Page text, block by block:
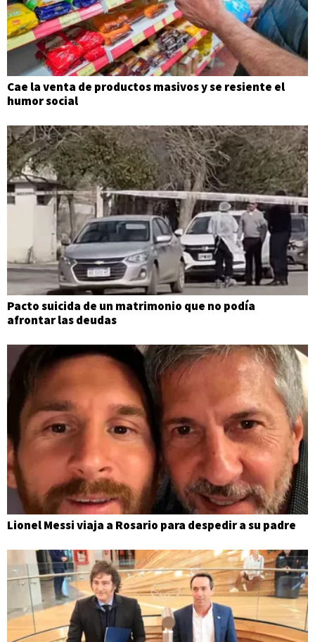
Cae la venta de productos masivos y se resiente el
humor social
Pacto suicida de un matrimonio que no podía
afrontar las deudas
Lionel Messi viaja a Rosario para despedir a su padre